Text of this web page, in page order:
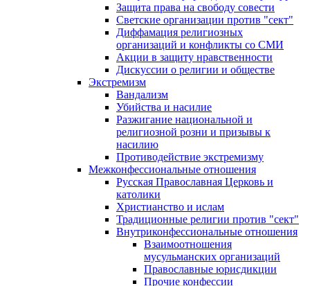
Защита права на свободу совести
Светские организации против "сект"
Диффамация религиозных
организаций и конфликты со СМИ
Акции в защиту нравственности
Дискуссии о религии и обществе
Экстремизм
Вандализм
Убийства и насилие
Разжигание национальной и
религиозной розни и призывы к
насилию
Противодействие экстремизму
Межконфессиональные отношения
Русская Православная Церковь и
католики
Христианство и ислам
Традиционные религии против "сект"
Внутриконфессиональные отношения
Взаимоотношения
мусульманских организаций
Православные юрисдикции
Прочие конфессии